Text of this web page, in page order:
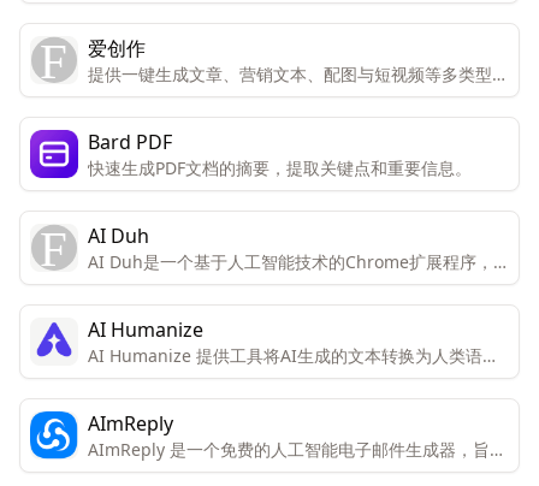
爱创作
提供一键生成文章、营销文本、配图与短视频等多类型内
容的服务。
Bard PDF
快速生成PDF文档的摘要，提取关键点和重要信息。
AI Duh
AI Duh是一个基于人工智能技术的Chrome扩展程序，
旨在提高写作效率。它能够快速生成符合语法规范的回
复，显著缩短用户的写作时间。
AI Humanize
AI Humanize 提供工具将AI生成的文本转换为人类语
境，以确保文本100%原创且无法被AI检测器发现。
AImReply
AImReply 是一个免费的人工智能电子邮件生成器，旨在
提高电子邮件写作的效率和质量。